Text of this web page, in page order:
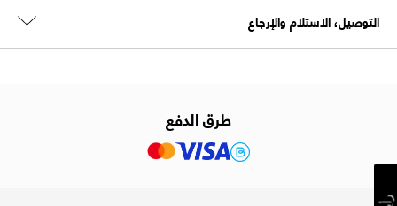
التوصيل، الاستلام والإرجاع
طرق الدفع